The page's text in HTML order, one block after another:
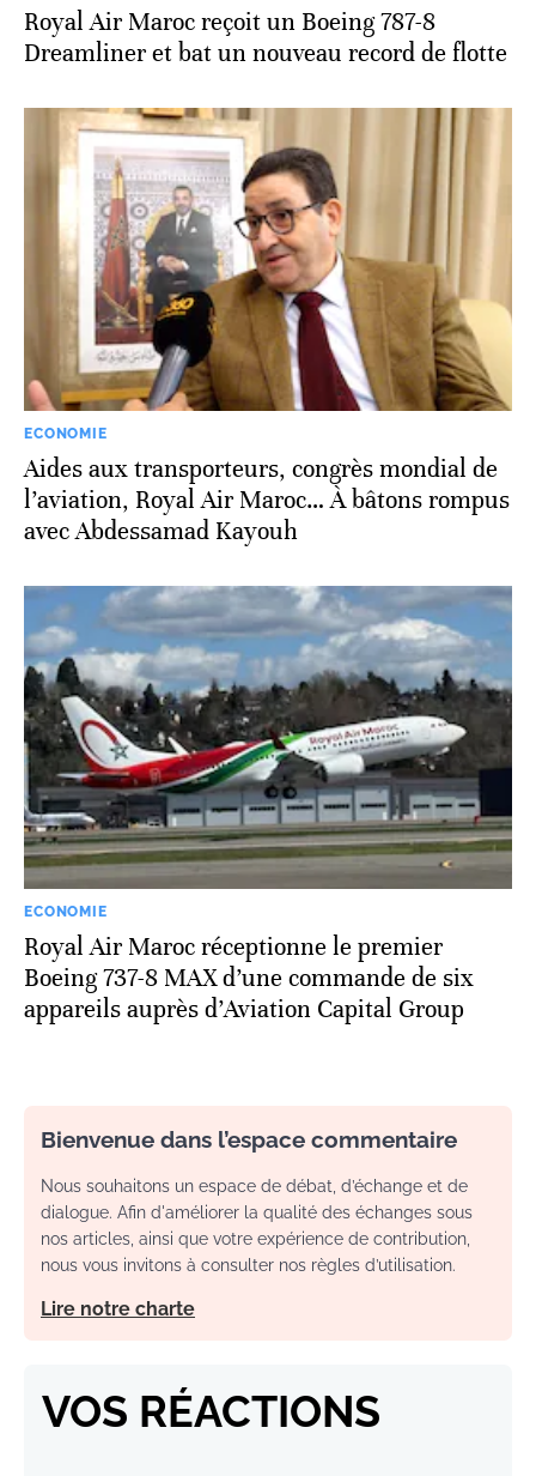
Royal Air Maroc reçoit un Boeing 787-8
Dreamliner et bat un nouveau record de flotte
ECONOMIE
Aides aux transporteurs, congrès mondial de
l’aviation, Royal Air Maroc… À bâtons rompus
avec Abdessamad Kayouh
ECONOMIE
Royal Air Maroc réceptionne le premier
Boeing 737-8 MAX d’une commande de six
appareils auprès d’Aviation Capital Group
Bienvenue dans l’espace commentaire
Nous souhaitons un espace de débat, d’échange et de
dialogue. Afin d'améliorer la qualité des échanges sous
nos articles, ainsi que votre expérience de contribution,
nous vous invitons à consulter nos règles d’utilisation.
Lire notre charte
VOS RÉACTIONS